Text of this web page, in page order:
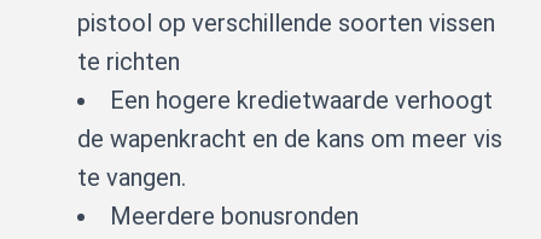
pistool op verschillende soorten vissen
te richten
Een hogere kredietwaarde verhoogt
de wapenkracht en de kans om meer vis
te vangen.
Meerdere bonusronden